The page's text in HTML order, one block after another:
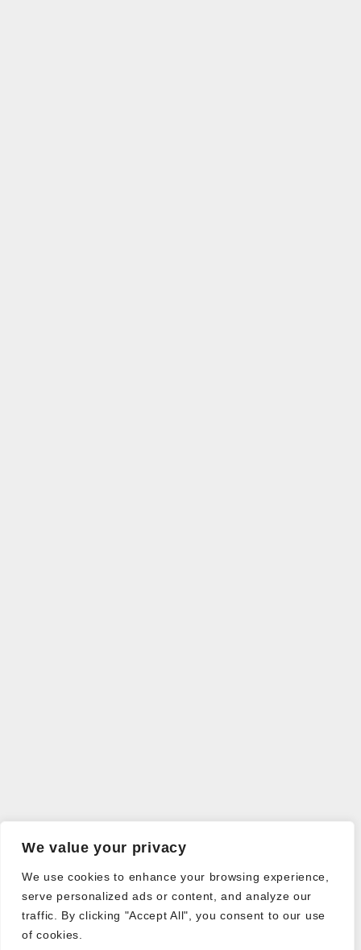
We value your privacy
We use cookies to enhance your browsing experience,
serve personalized ads or content, and analyze our
traffic. By clicking "Accept All", you consent to our use
of cookies.